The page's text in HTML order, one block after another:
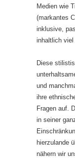
Medien wie
(markantes
inklusive,
inhaltlich viel
Diese
und
ihre
Fragen auf.
in seiner
hierzulande
nähern wir